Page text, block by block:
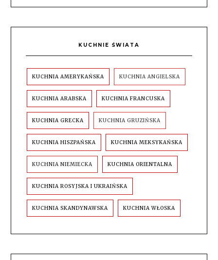
KUCHNIE ŚWIATA
KUCHNIA AMERYKAŃSKA KUCHNIA ANGIELSKA
KUCHNIA ARABSKA KUCHNIA FRANCUSKA
KUCHNIA GRECKA KUCHNIA GRUZIŃSKA
KUCHNIA HISZPAŃSKA KUCHNIA MEKSYKAŃSKA
KUCHNIA NIEMIECKA KUCHNIA ORIENTALNA
KUCHNIA ROSYJSKA I UKRAIŃSKA
KUCHNIA SKANDYNAWSKA KUCHNIA WŁOSKA